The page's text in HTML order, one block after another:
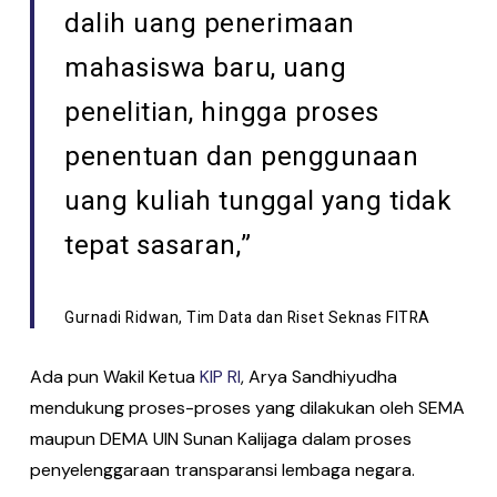
dalih uang penerimaan
mahasiswa baru, uang
penelitian, hingga proses
penentuan dan penggunaan
uang kuliah tunggal yang tidak
tepat sasaran,”
Gurnadi Ridwan, Tim Data dan Riset Seknas FITRA
Ada pun Wakil KetuaKIP RI, Arya Sandhiyudha
mendukung proses-proses yang dilakukan oleh SEMA
maupun DEMA UIN Sunan Kalijaga dalam proses
penyelenggaraan transparansi lembaga negara.